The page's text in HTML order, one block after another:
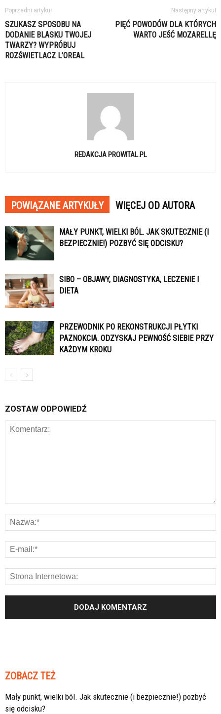
Poprzedni artykuł
SZUKASZ SPOSOBU NA
DODANIE BLASKU TWOJEJ
TWARZY? WYPRÓBUJ
ROZŚWIETLACZ L’OREAL
Następny artykuł
PIĘĆ POWODÓW DLA KTÓRYCH
WARTO JEŚĆ MOZARELLĘ
REDAKCJA PROWITAL.PL
POWIĄZANE ARTYKUŁY WIĘCEJ OD AUTORA
MAŁY PUNKT, WIELKI BÓL. JAK SKUTECZNIE (I
BEZPIECZNIE!) POZBYĆ SIĘ ODCISKU?
SIBO – OBJAWY, DIAGNOSTYKA, LECZENIE I
DIETA
PRZEWODNIK PO REKONSTRUKCJI PŁYTKI
PAZNOKCIA. ODZYSKAJ PEWNOŚĆ SIEBIE PRZY
KAŻDYM KROKU
ZOSTAW ODPOWIEDŹ
ZOBACZ TEŻ
Mały punkt, wielki ból. Jak skutecznie (i bezpiecznie!) pozbyć
się odcisku?